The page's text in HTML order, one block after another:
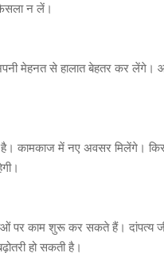
न लें।
मेहनत से हालात बेहतर कर लेंगे।
कामकाज में नए अवसर मिलेंगे। किसी
पर काम शुरू कर सकते हैं। दांपत्य
हो सकती है।